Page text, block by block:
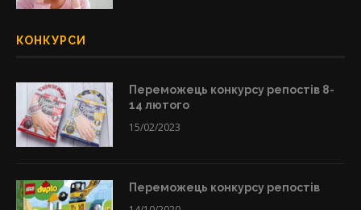
КОНКУРСИ
Переможець конкурсу репостів 8-
14 лютого
15/02/2023
Переможець конкурсу репостів